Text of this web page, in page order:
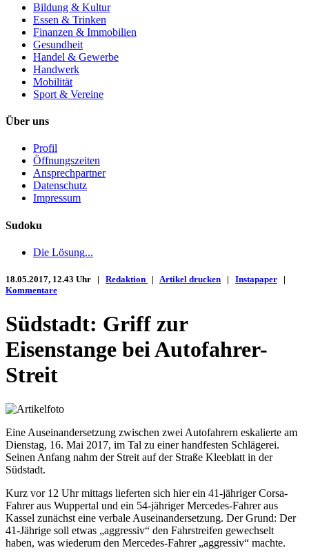
Bildung & Kultur
Essen & Trinken
Finanzen & Immobilien
Gesundheit
Handel & Gewerbe
Handwerk
Mobilität
Sport & Vereine
Über uns
Profil
Öffnungszeiten
Ansprechpartner
Datenschutz
Impressum
Sudoku
Die Lösung...
18.05.2017, 12.43 Uhr | Redaktion | Artikel drucken | Instapaper |
Kommentare
Südstadt: Griff zur
Eisenstange bei Autofahrer-
Streit
Eine Auseinandersetzung zwischen zwei Autofahrern eskalierte am
Dienstag, 16. Mai 2017, im Tal zu einer handfesten Schlägerei.
Seinen Anfang nahm der Streit auf der Straße Kleeblatt in der
Südstadt.
Kurz vor 12 Uhr mittags lieferten sich hier ein 41-jähriger Corsa-
Fahrer aus Wuppertal und ein 54-jähriger Mercedes-Fahrer aus
Kassel zunächst eine verbale Auseinandersetzung. Der Grund: Der
41-Jährige soll etwas „aggressiv“ den Fahrstreifen gewechselt
haben, was wiederum den Mercedes-Fahrer „aggressiv“ machte.